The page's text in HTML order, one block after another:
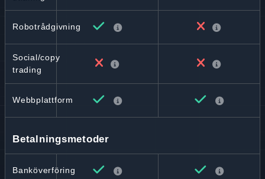
Robotrådgivning
Social/copy
trading
Webbplattform
Betalningsmetoder
Banköverföring